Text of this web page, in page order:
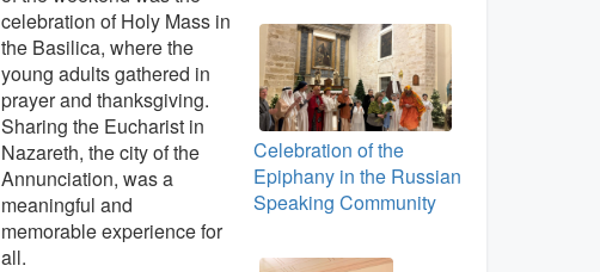
celebration of Holy Mass in
the Basilica, where the
young adults gathered in
prayer and thanksgiving.
Sharing the Eucharist in
Nazareth, the city of the
Annunciation, was a
meaningful and
memorable experience for
all.
Celebration of the
Epiphany in the Russian
Speaking Community